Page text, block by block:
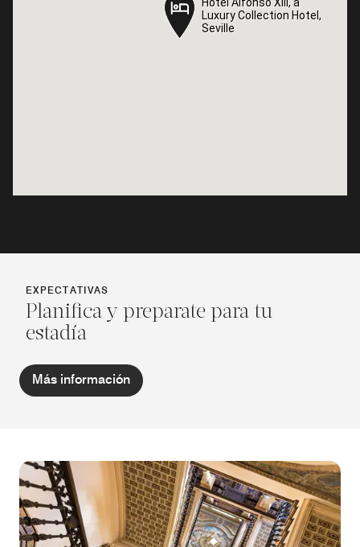
Hotel Alfonso XIII, a
Luxury Collection Hotel,
Seville
Hotel Alfonso XIII, a
Luxury Collection Hotel,
Seville
EXPECTATIVAS
Planifica y preparate para tu
estadía
Más información